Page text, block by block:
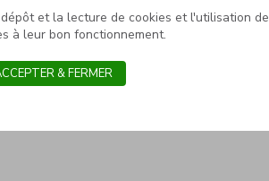
et la lecture de cookies et l'utilisation de
à leur bon fonctionnement.
& FERMER